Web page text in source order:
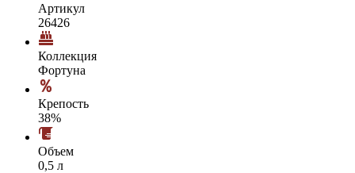
Артикул
26426
Коллекция
Фортуна
Крепость
38%
Объем
0,5 л